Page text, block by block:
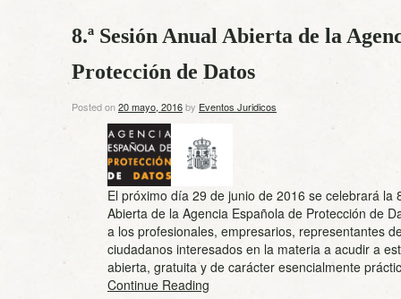
8.ª Sesión Anual Abierta de la
Protección de Datos
Posted on20 mayo, 2016by Eventos Juridicos
El próximo día 29 de junio de 2016 se celebrará la
Abierta de la Agencia Española de Protección de
a los profesionales, empresarios, representantes
ciudadanos interesados en la materia a acudir a
abierta, gratuita y de carácter esencialmente
Continue Reading